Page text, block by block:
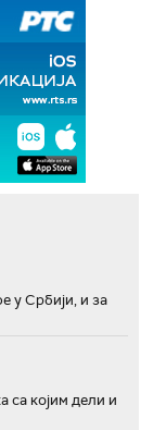
у Србији, и за
са којим дели и